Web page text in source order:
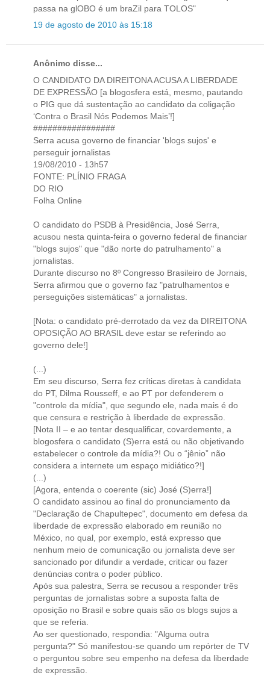
passa na glOBO é um braZil para TOLOS"
19 de agosto de 2010 às 15:18
Anônimo disse...
O CANDIDATO DA DIREITONA ACUSA A LIBERDADE
DE EXPRESSÃO [a blogosfera está, mesmo, pautando
o PIG que dá sustentação ao candidato da coligação
‘Contra o Brasil Nós Podemos Mais’!]
#################
Serra acusa governo de financiar 'blogs sujos' e
perseguir jornalistas
19/08/2010 - 13h57
FONTE: PLÍNIO FRAGA
DO RIO
Folha Online
O candidato do PSDB à Presidência, José Serra,
acusou nesta quinta-feira o governo federal de financiar
"blogs sujos" que "dão norte do patrulhamento" a
jornalistas.
Durante discurso no 8º Congresso Brasileiro de Jornais,
Serra afirmou que o governo faz "patrulhamentos e
perseguições sistemáticas" a jornalistas.
[Nota: o candidato pré-derrotado da vez da DIREITONA
OPOSIÇÃO AO BRASIL deve estar se referindo ao
governo dele!]
(...)
Em seu discurso, Serra fez críticas diretas à candidata
do PT, Dilma Rousseff, e ao PT por defenderem o
"controle da mídia", que segundo ele, nada mais é do
que censura e restrição à liberdade de expressão.
[Nota II – e ao tentar desqualificar, covardemente, a
blogosfera o candidato (S)erra está ou não objetivando
estabelecer o controle da mídia?! Ou o “jênio” não
considera a internete um espaço midiático?!]
(...)
[Agora, entenda o coerente (sic) José (S)erra!]
O candidato assinou ao final do pronunciamento da
"Declaração de Chapultepec", documento em defesa da
liberdade de expressão elaborado em reunião no
México, no qual, por exemplo, está expresso que
nenhum meio de comunicação ou jornalista deve ser
sancionado por difundir a verdade, criticar ou fazer
denúncias contra o poder público.
Após sua palestra, Serra se recusou a responder três
perguntas de jornalistas sobre a suposta falta de
oposição no Brasil e sobre quais são os blogs sujos a
que se referia.
Ao ser questionado, respondia: "Alguma outra
pergunta?" Só manifestou-se quando um repórter de TV
o perguntou sobre seu empenho na defesa da liberdade
de expressão.